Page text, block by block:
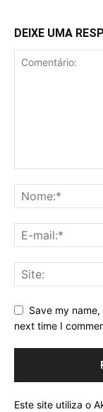
DEIXE UMA
Save my
next time I
Este site utiliza o